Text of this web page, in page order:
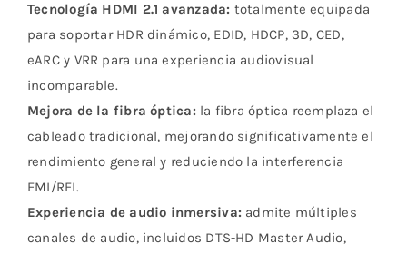
Tecnología HDMI 2.1 avanzada: totalmente equipada
para soportar HDR dinámico, EDID, HDCP, 3D, CED,
eARC y VRR para una experiencia audiovisual
incomparable.
Mejora de la fibra óptica: la fibra óptica reemplaza el
cableado tradicional, mejorando significativamente el
rendimiento general y reduciendo la interferencia
EMI/RFI.
Experiencia de audio inmersiva: admite múltiples
canales de audio, incluidos DTS-HD Master Audio,